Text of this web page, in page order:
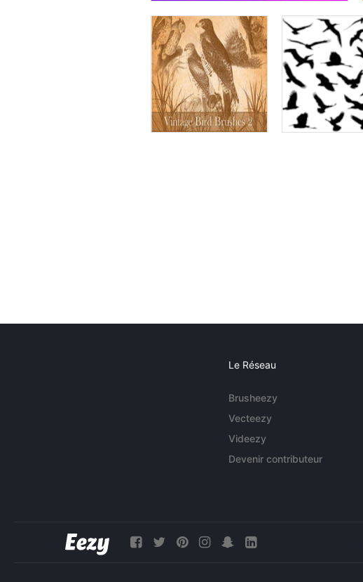
Le Réseau
Brusheezy
Vecteezy
Videezy
Devenir contributeur